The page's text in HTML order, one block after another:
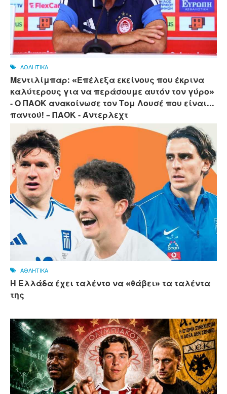
ΑΘΛΗΤΙΚΑ
Μεντιλίμπαρ: «Επέλεξα εκείνους που έκρινα
καλύτερους για να περάσουμε αυτόν τον γύρο»
- Ο ΠΑΟΚ ανακοίνωσε τον Τομ Λουσέ που είναι...
παντού! – ΠΑΟΚ - Άντερλεχτ
ΑΘΛΗΤΙΚΑ
Η Ελλάδα έχει ταλέντο να «θάβει» τα ταλέντα
της